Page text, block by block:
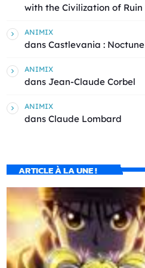
with the Civilization of Ruin
ANIMIX
dans Castlevania : Noctune
ANIMIX
dans Jean-Claude Corbel
ANIMIX
dans Claude Lombard
ARTICLE À LA UNE !